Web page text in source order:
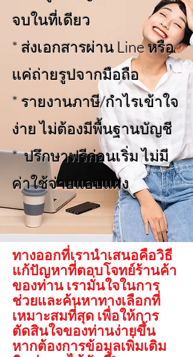
จบในที่เดียว
* ส่งเอกสารผ่าน Line หรือ
แค่ถ่ายรูปจากมือถือ
* รายงานภาษี/กำไรเข้าใจ
ง่าย ไม่ต้องมีพื้นฐานบัญชี
* ปรึกษาฟรีก่อนเริ่ม ไม่มี
ค่าใช้จ่ายแอบแฝง
ทางออกที่เรานำเสนอคือวิธี
แก้ปัญหาที่ตอบโจทย์ร้านค้า
ของท่าน เรามั่นใจในการ
ช่วยและค้นหาทางเลือกที่
เหมาะสมที่สุด เพื่อให้การ
ตัดสินใจของท่านง่ายขึ้น
หากต้องการข้อมูลเพิ่มเติม